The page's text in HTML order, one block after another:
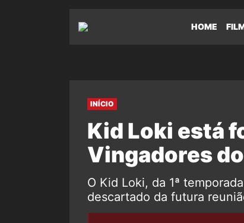
HOME
INÍCIO
Kid Loki está
Vingadores
O Kid Loki, da 1ª
descartado da futura